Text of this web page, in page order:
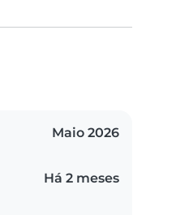
Maio 2026
Há 2 meses